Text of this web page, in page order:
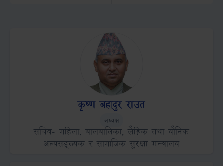
कृष्ण बहादुर राउत
अध्यक्ष
सचिव- महिला, बालबालिका, लैङ्गिक तथा यौनिक
अल्पसङ्ख्यक र सामाजिक सुरक्षा मन्त्रालय